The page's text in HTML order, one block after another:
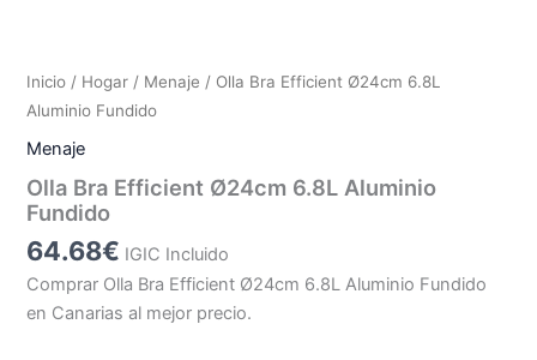
Inicio / Hogar / Menaje / Olla Bra Efficient Ø24cm 6.8L
Aluminio Fundido
Menaje
Olla Bra Efficient Ø24cm 6.8L Aluminio
Fundido
64.68€ IGIC Incluido
Comprar Olla Bra Efficient Ø24cm 6.8L Aluminio Fundido
en Canarias al mejor precio.